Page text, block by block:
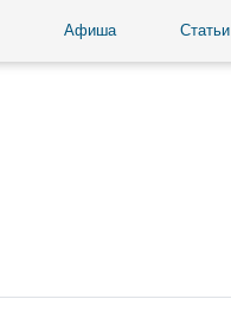
Афиша Статьи